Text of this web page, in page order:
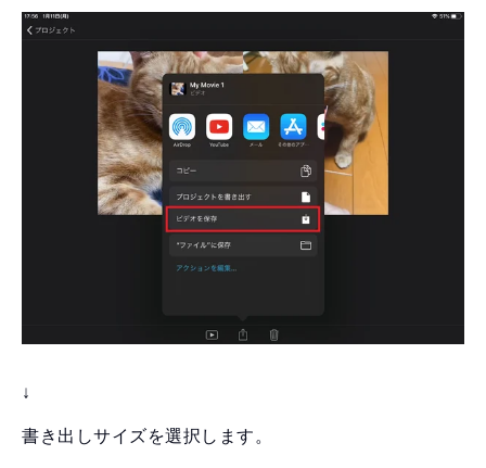
↓
書き出しサイズを選択します。